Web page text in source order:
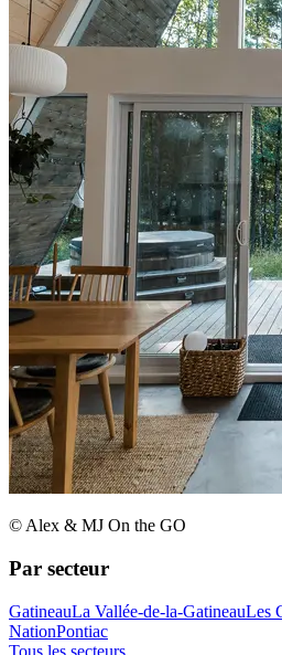
© Alex & MJ On the GO
Par secteur
GatineauLa Vallée-de-la-GatineauLes
NationPontiac
Tous les secteurs